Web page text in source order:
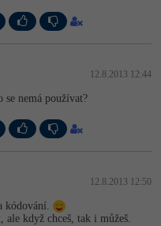
12.8.2013 12:44
se nemá používat?
12.8.2013 12:50
kódování.
ale když chceš, tak i můžeš.